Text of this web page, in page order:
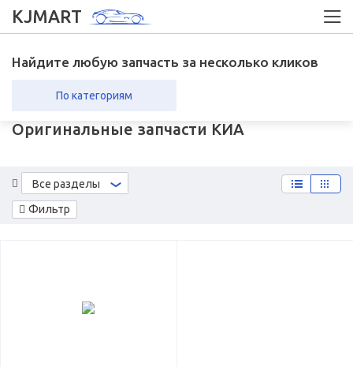
KJMART
Найдите любую запчасть за несколько кликов
По категориям
Оригинальные запчасти КИА
Фильтр
Все разделы